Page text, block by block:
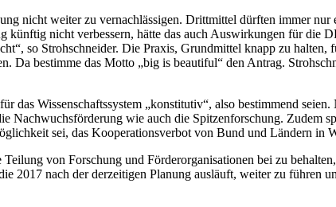
nicht weiter zu vernachlässigen. Drittmittel dürften immer
künftig nicht verbessern, hätte das auch Auswirkungen für
so Strohschneider. Die Praxis, Grundmittel knapp zu
Da bestimme das Motto „big is beautiful“ den Antrag.
das Wissenschaftssystem „konstitutiv“, also bestimmend
Nachwuchsförderung wie auch die Spitzenforschung. Zudem
sei, das Kooperationsverbot von Bund und Ländern in
von Forschung und Förderorganisationen bei zu
2017 nach der derzeitigen Planung ausläuft, weiter zu